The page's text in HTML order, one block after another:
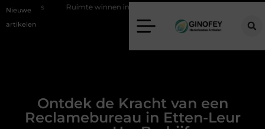
Nieuwe
artikelen
winnen in de slaapkamer met een boxspring met opbergruimte
Ontdek de Kracht van een
Reclamebureau in Etten-Leur